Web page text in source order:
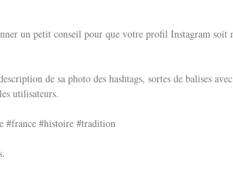
un petit conseil pour que votre profil Instagram soit
de sa photo des hashtags, sortes de balises
utilisateurs.
#france #histoire #tradition